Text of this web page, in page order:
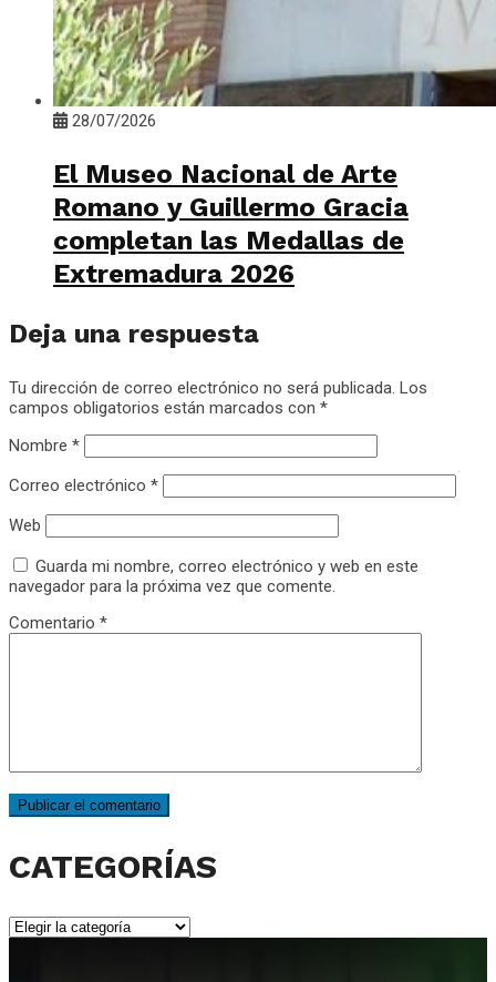
28/07/2026
El Museo Nacional de Arte
Romano y Guillermo Gracia
completan las Medallas de
Extremadura 2026
Deja una respuesta
Tu dirección de correo electrónico no será publicada. Los
campos obligatorios están marcados con *
Nombre *
Correo electrónico *
Web
Guarda mi nombre, correo electrónico y web en este
navegador para la próxima vez que comente.
Comentario *
CATEGORÍAS
CATEGORÍAS